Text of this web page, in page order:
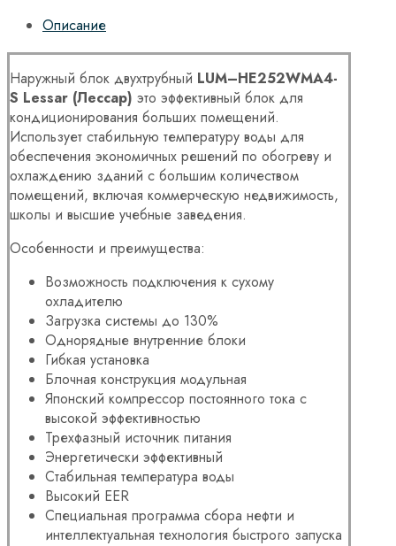
Описание
Наружный блок двухтрубный LUM–HE252WMA4-
S Lessar (Лессар) это эффективный блок для
кондиционирования больших помещений.
Использует стабильную температуру воды для
обеспечения экономичных решений по обогреву и
охлаждению зданий с большим количеством
помещений, включая коммерческую недвижимость,
школы и высшие учебные заведения.
Особенности и преимущества:
Возможность подключения к сухому
охладителю
Загрузка системы до 130%
Однорядные внутренние блоки
Гибкая установка
Блочная конструкция модульная
Японский компрессор постоянного тока с
высокой эффективностью
Трехфазный источник питания
Энергетически эффективный
Стабильная температура воды
Высокий EER
Специальная программа сбора нефти и
интеллектуальная технология быстрого запуска